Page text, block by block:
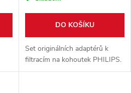
DO KOŠÍKU
Set originálních adaptérů k
filtracím na kohoutek PHILIPS.